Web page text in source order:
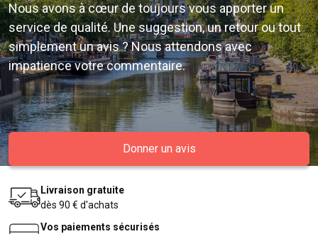
Nous avons à cœur de toujours vous apporter un
service de qualité. Une suggestion, un retour ou tout
simplement un avis ? Nous attendons avec
impatience votre commentaire.
Donner un avis
Livraison gratuite
dès 90 € d'achats
Vos paiements sécurisés